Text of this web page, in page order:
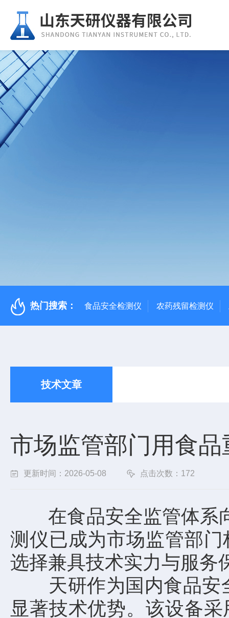
热门搜索： 食品安全检测仪 农药残留检测仪
技术文章
市场监管部门用食
更新时间：2026-05-08 点击次数：172
在食品安全监管体系向
测仪已成为市场监管部
选择兼具技术实力与服务
天研作为国内食品安全
显著技术优势。该设备